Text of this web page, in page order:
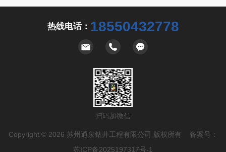
热线电话： 18550432778
扫码加微信
Copyright © 2026 苏州通泉钻井工程有限公司 版权所有 备案号：
苏ICP备2025197317号-1